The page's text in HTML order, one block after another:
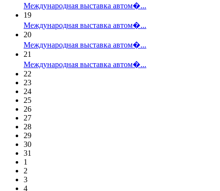
Международная выставка автом�...
19
Международная выставка автом�...
20
Международная выставка автом�...
21
Международная выставка автом�...
22
23
24
25
26
27
28
29
30
31
1
2
3
4